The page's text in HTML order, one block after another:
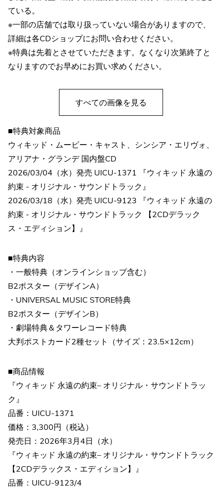
ている。
※一部の店舗では取り扱っていない場合がありますので、
詳細は各CDショップにお問い合わせください。
※特典は先着とさせていただきます。なくなり次第終了と
なりますのでお早めにお買い求めください。
すべての画像を見る
■特典対象商品
ウィキッド・ムービー・キャスト、シンシア・エリヴォ、
アリアナ・グランデ 国内盤CD
2026/03/04（水）発売 UICU-1371 『ウィキッド 永遠の
約束 - オリジナル・サウンドトラック』
2026/03/18（水）発売 UICU-9123 『ウィキッド 永遠の
約束 - オリジナル・サウンドトラック 【2CDデラック
ス・エディション】』
■特典内容
・一般特典（オンラインショップ含む）
B2ポスター（デザインA）
・UNIVERSAL MUSIC STORE特典
B2ポスター（デザインB）
・劇場特典＆タワーレコード特典
大判ポストカード2種セット（サイズ：23.5×12cm）
■商品情報
『ウィキッド 永遠の約束– オリジナル・サウンドトラッ
ク』
品番：UICU-1371
価格：3,300円（税込）
発売日：2026年3月4日（水）
『ウィキッド 永遠の約束– オリジナル・サウンドトラック
【2CDデラックス・エディション】』
品番：UICU-9123/4